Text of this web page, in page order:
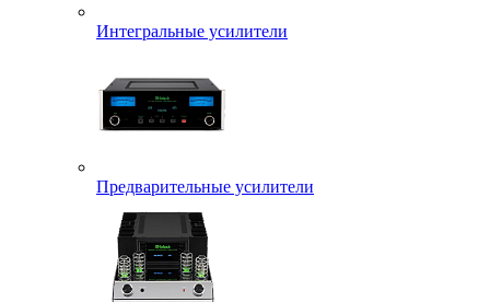
Интегральные усилители
Предварительные усилители